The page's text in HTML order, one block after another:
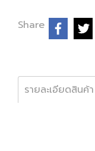
Share
รายละเอียดสินค้า